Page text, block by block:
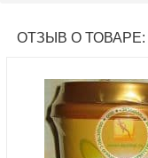
ОТЗЫВ О ТОВАРЕ: